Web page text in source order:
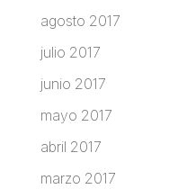
agosto 2017
julio 2017
junio 2017
mayo 2017
abril 2017
marzo 2017